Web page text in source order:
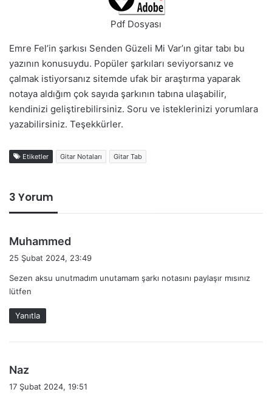
Pdf Dosyası
Emre Fel’in şarkısı Senden Güzeli Mi Var’ın gitar tabı bu
yazının konusuydu. Popüler şarkıları seviyorsanız ve
çalmak istiyorsanız sitemde ufak bir araştırma yaparak
notaya aldığım çok sayıda şarkının tabına ulaşabilir,
kendinizi geliştirebilirsiniz. Soru ve isteklerinizi yorumlara
yazabilirsiniz. Teşekkürler.
Etiketler Gitar Notaları Gitar Tab
3 Yorum
Muhammed
i
25 Şubat 2024, 23:49
Sezen aksu unutmadım unutamam şarkı notasını paylaşır mısınız
lütfen
Yanıtla
Naz
17 Şubat 2024, 19:51